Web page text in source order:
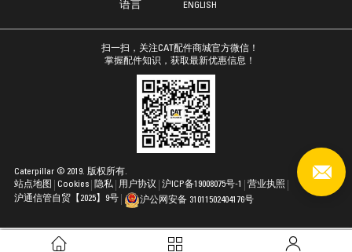
语言 ENGLISH
扫一扫，关注CAT配件商城官方微信！
掌握配件知识，获取最新优惠信息！
站点地图 Cookies 隐私 用户协议
Caterpillar © 2019. 版权所有.
沪ICP备19008075号-1
营业执照
沪通信管自贸【2025】9号
沪公网安备 31011502404176号